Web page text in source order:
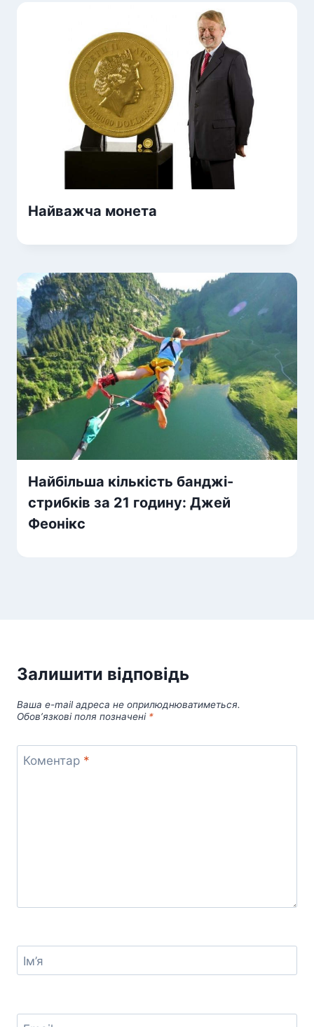
Найважча монета
Найбільша кількість банджі-
стрибків за 21 годину: Джей
Феонікс
Залишити відповідь
Ваша e-mail адреса не оприлюднюватиметься.
Обов’язкові поля позначені *
Коментар *
Ім’я